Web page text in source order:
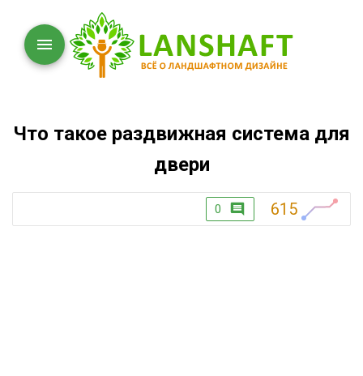
Что такое раздвижная система для
двери
0 615